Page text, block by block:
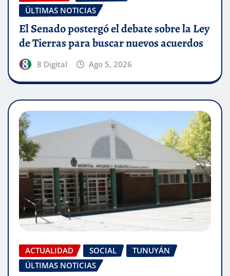
ÚLTIMAS NOTICIAS
El Senado postergó el debate sobre la Ley
de Tierras para buscar nuevos acuerdos
8 Digital Ago 5, 2026
ACTUALIDAD SOCIAL
TUNUYÁN
ÚLTIMAS NOTICIAS